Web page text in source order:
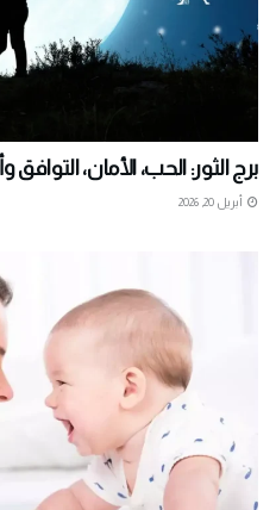
برج الثور: الحب، الأمان،
أبريل 20, 2026